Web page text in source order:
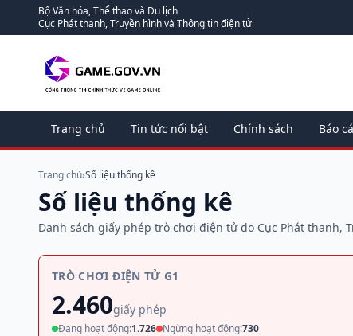
Bộ Văn hóa, Thể thao và Du lịch
Cục Phát thanh, Truyền hình và Thông tin điện tử
Trang chủ Tin tức nổi bật Chính sách Báo
Trang chủ›Số liệu thống kê
Số liệu thống kê
Danh sách giấy phép trò chơi điện tử do Cục Phát
TRÒ CHƠI ĐIỆN TỬ G1
2.460giấy phép
Đang hoạt động:1.726 Ngừng hoạt động:730